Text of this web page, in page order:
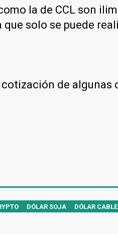
la de CCL son
solo se puede
de algunas
DÓLAR SOJA DÓLAR CABLE